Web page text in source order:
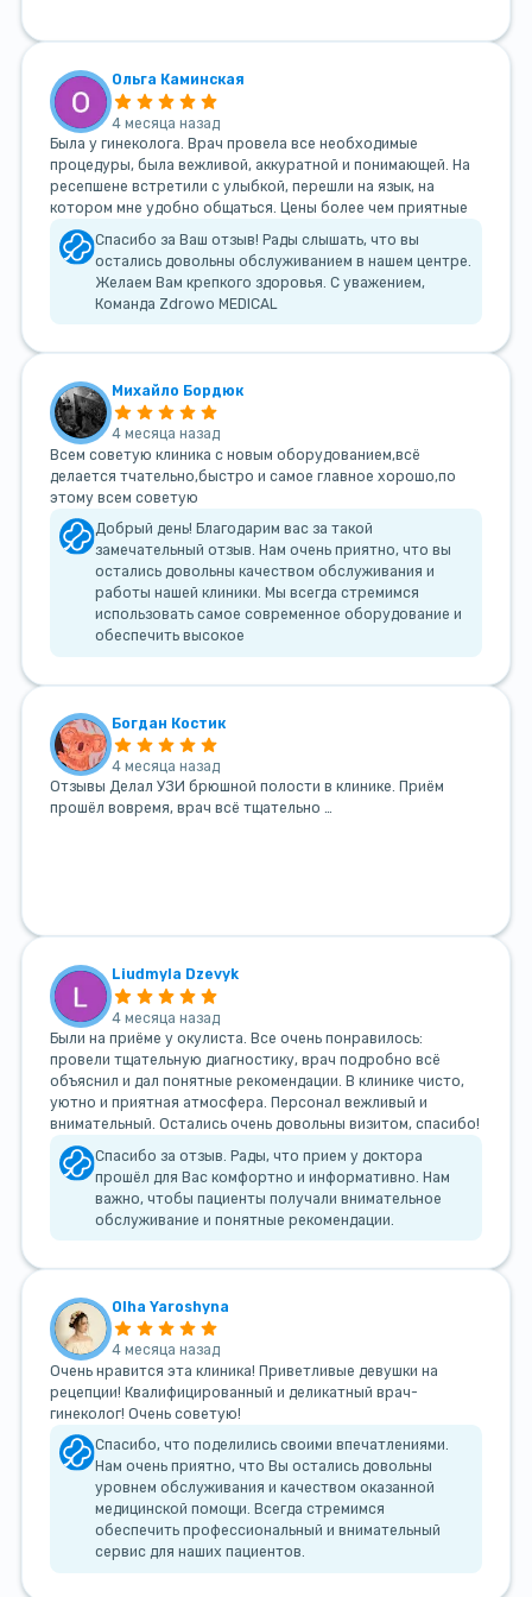
Ольга Каминская
4 месяца назад
Была у гинеколога. Врач провела все необходимые
процедуры, была вежливой, аккуратной и понимающей. На
ресепшене встретили с улыбкой, перешли на язык, на
котором мне удобно общаться. Цены более чем приятные
Спасибо за Ваш отзыв! Рады слышать, что вы
остались довольны обслуживанием в нашем центре.
Желаем Вам крепкого здоровья. С уважением,
Команда Zdrowo MEDICAL
Михайло Бордюк
4 месяца назад
Всем советую клиника с новым оборудованием,всё
делается тчательно,быстро и самое главное хорошо,по
этому всем советую
Добрый день! Благодарим вас за такой
замечательный отзыв. Нам очень приятно, что вы
остались довольны качеством обслуживания и
работы нашей клиники. Мы всегда стремимся
использовать самое современное оборудование и
обеспечить высокое
Богдан Костик
4 месяца назад
Отзывы Делал УЗИ брюшной полости в клинике. Приём
прошёл вовремя, врач всё тщательно …
Liudmyla Dzevyk
4 месяца назад
Были на приёме у окулиста. Все очень понравилось:
провели тщательную диагностику, врач подробно всё
объяснил и дал понятные рекомендации. В клинике чисто,
уютно и приятная атмосфера. Персонал вежливый и
внимательный. Остались очень довольны визитом, спасибо!
Спасибо за отзыв. Рады, что прием у доктора
прошёл для Вас комфортно и информативно. Нам
важно, чтобы пациенты получали внимательное
обслуживание и понятные рекомендации.
Olha Yaroshyna
4 месяца назад
Очень нравится эта клиника! Приветливые девушки на
рецепции! Квалифицированный и деликатный врач-
гинеколог! Очень советую!
Спасибо, что поделились своими впечатлениями.
Нам очень приятно, что Вы остались довольны
уровнем обслуживания и качеством оказанной
медицинской помощи. Всегда стремимся
обеспечить профессиональный и внимательный
сервис для наших пациентов.